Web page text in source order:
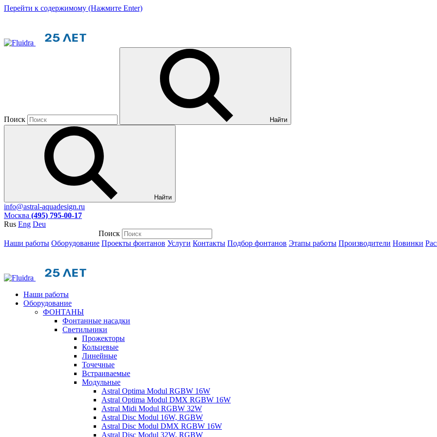
Перейти к содержимому (Нажмите Enter)
Поиск Найти
Найти
info@astral-aquadesign.ru
Москва (495) 795-00-17
Rus Eng Deu
Поиск
Наши работы Оборудование Проекты фонтанов Услуги Контакты Подбор фонтанов Этапы работы Производители Новинки
Наши работы
Оборудование
ФОНТАНЫ
Фонтанные насадки
Cветильники
Прожекторы
Кольцевые
Линейные
Точечные
Встраиваемые
Модульные
Astral Optima Modul RGBW 16W
Astral Optima Modul DMX RGBW 16W
Astral Midi Modul RGBW 32W
Astral Disc Modul 16W, RGBW
Astral Disc Modul DMX RGBW 16W
Astral Disc Modul 32W, RGBW